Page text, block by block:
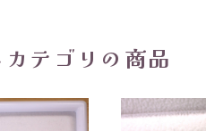
カテゴリの商品